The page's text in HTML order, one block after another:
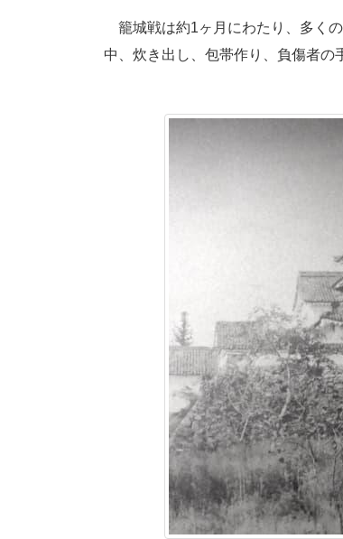
籠城戦は約1ヶ月にわたり、多く
中、炊き出し、包帯作り、負傷者の